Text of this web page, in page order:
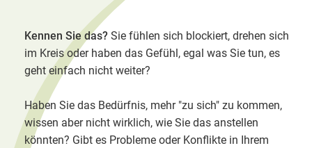
Kennen Sie das? Sie fühlen sich blockiert, drehen sich
im Kreis oder haben das Gefühl, egal was Sie tun, es
geht einfach nicht weiter?
Haben Sie das Bedürfnis, mehr "zu sich" zu kommen,
wissen aber nicht wirklich, wie Sie das anstellen
könnten? Gibt es Probleme oder Konflikte in Ihrem